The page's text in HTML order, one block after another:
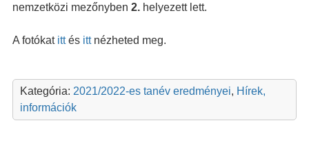
nemzetközi mezőnyben 2. helyezett lett.
A fotókat ittés ittnézheted meg.
Kategória: 2021/2022-es tanév eredményei, Hírek,
információk